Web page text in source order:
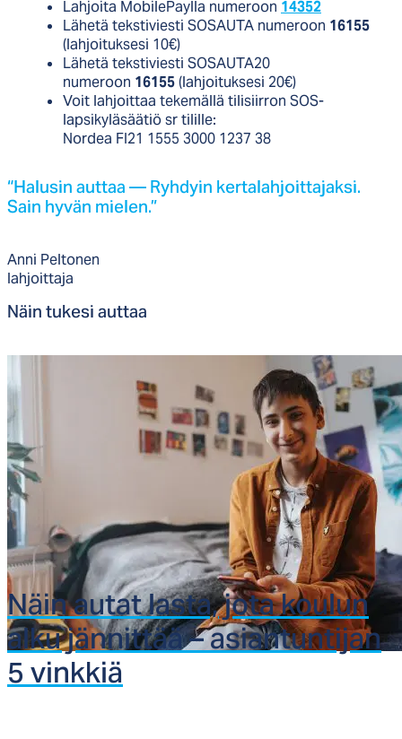
Lahjoita MobilePaylla numeroon 14352
Lähetä tekstiviesti SOSAUTA numeroon 16155
(lahjoituksesi 10€)
Lähetä tekstiviesti SOSAUTA20
numeroon 16155(lahjoituksesi 20€)
Voit lahjoittaa tekemällä tilisiirron SOS-
lapsikyläsäätiö sr tilille:
Nordea FI21 1555 3000 1237 38
“Ha­lu­sin aut­taa — Ryh­dyin ker­ta­lah­joit­ta­jak­si.
Sain hy­vän mie­len.”
Anni Peltonen
lahjoittaja
Näin tu­ke­si aut­taa
Näin au­tat las­ta, jo­ta kou­lun
al­ku jän­nit­tää – asian­tun­ti­jan
5 vink­kiä